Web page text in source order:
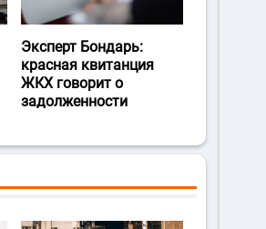
Эксперт Бондарь:
красная квитанция
ЖКХ говорит о
задолженности